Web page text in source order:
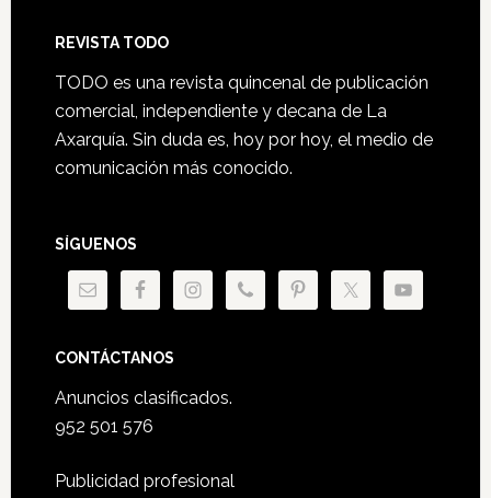
Footer
REVISTA TODO
TODO es una revista quincenal de publicación
comercial, independiente y decana de La
Axarquía. Sin duda es, hoy por hoy, el medio de
comunicación más conocido.
SÍGUENOS
CONTÁCTANOS
Anuncios clasificados.
952 501 576
Publicidad profesional